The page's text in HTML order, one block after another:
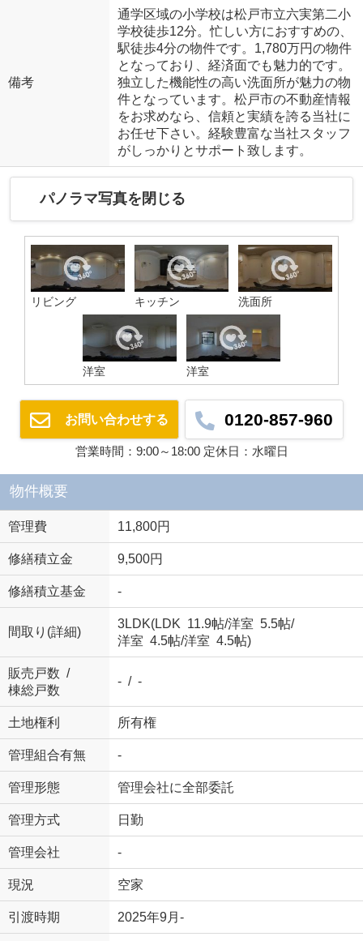
備考
通学区域の小学校は松戸市立六実第二小
学校徒歩12分。忙しい方におすすめの、
駅徒歩4分の物件です。1,780万円の物件
となっており、経済面でも魅力的です。
独立した機能性の高い洗面所が魅力の物
件となっています。松戸市の不動産情報
をお求めなら、信頼と実績を誇る当社に
お任せ下さい。経験豊富な当社スタッフ
がしっかりとサポート致します。
パノラマ写真を閉じる
リビング キッチン 洗面所
洋室 洋室
お問い合わせする 0120-857-960
営業時間：9:00～18:00 定休日：水曜日
物件概要
管理費 11,800円
修繕積立金 9,500円
修繕積立基金 -
間取り(詳細)
3LDK(LDK 11.9帖/洋室 5.5帖/
洋室 4.5帖/洋室 4.5帖)
販売戸数 /
棟総戸数
- / -
土地権利 所有権
管理組合有無 -
管理形態 管理会社に全部委託
管理方式 日勤
管理会社 -
現況 空家
引渡時期 2025年9月-